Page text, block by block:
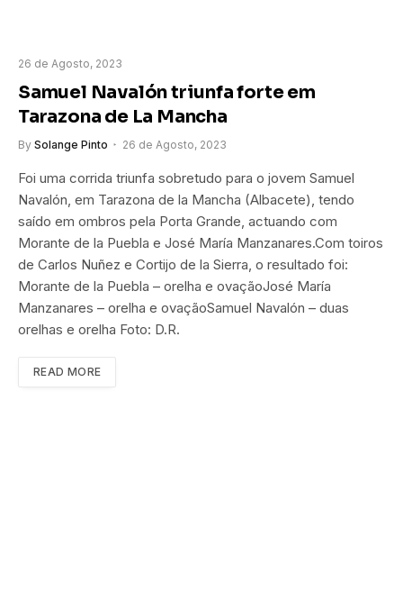
26 de Agosto, 2023
Samuel Navalón triunfa forte em
Tarazona de La Mancha
By Solange Pinto 26 de Agosto, 2023
Foi uma corrida triunfa sobretudo para o jovem Samuel
Navalón, em Tarazona de la Mancha (Albacete), tendo
saído em ombros pela Porta Grande, actuando com
Morante de la Puebla e José María Manzanares.Com toiros
de Carlos Nuñez e Cortijo de la Sierra, o resultado foi:
Morante de la Puebla – orelha e ovaçãoJosé María
Manzanares – orelha e ovaçãoSamuel Navalón – duas
orelhas e orelha Foto: D.R.
READ MORE